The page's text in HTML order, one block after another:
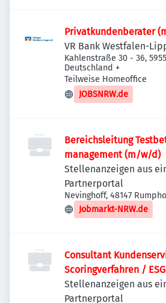
Privatkundenberater
VR Bank Westfalen-
Kahlenstraße 30 - 36,
Deutschland +
Teilweise Homeoffice
JOBSNRW.de
Bereichsleitung
management (m/w/d)
Stellenanzeigen aus
Partnerportal
Nevinghoff, 48147
Jobmarkt-NRW.de
Consultant
Scoringverfahren /
Stellenanzeigen aus
Partnerportal